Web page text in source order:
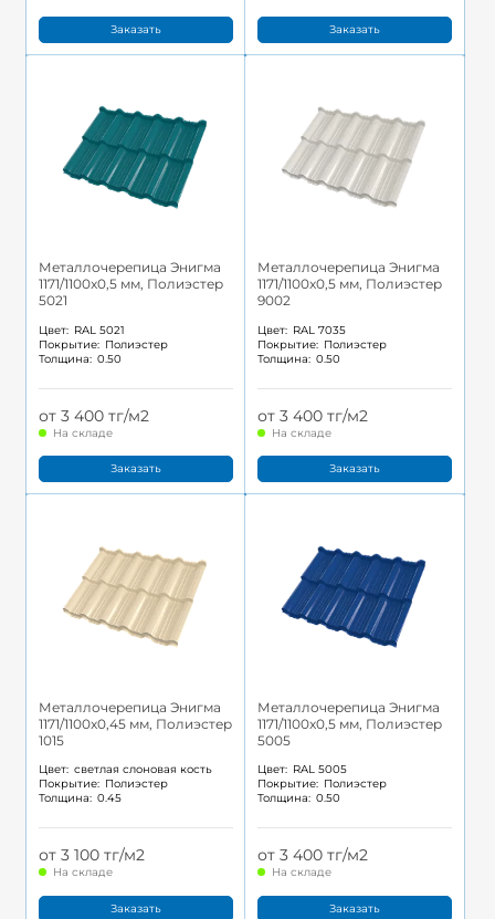
Заказать Заказать
Металлочерепица Энигма
1171/1100x0,5 мм, Полиэстер
5021
Цвет: RAL 5021
Покрытие: Полиэстер
Толщина: 0.50
от 3 400 тг/м2
На складе
Заказать
Металлочерепица Энигма
1171/1100x0,5 мм, Полиэстер
9002
Цвет: RAL 7035
Покрытие: Полиэстер
Толщина: 0.50
от 3 400 тг/м2
На складе
Заказать
Металлочерепица Энигма
1171/1100x0,45 мм, Полиэстер
1015
Цвет: светлая слоновая кость
Покрытие: Полиэстер
Толщина: 0.45
от 3 100 тг/м2
На складе
Заказать
Металлочерепица Энигма
1171/1100x0,5 мм, Полиэстер
5005
Цвет: RAL 5005
Покрытие: Полиэстер
Толщина: 0.50
от 3 400 тг/м2
На складе
Заказать